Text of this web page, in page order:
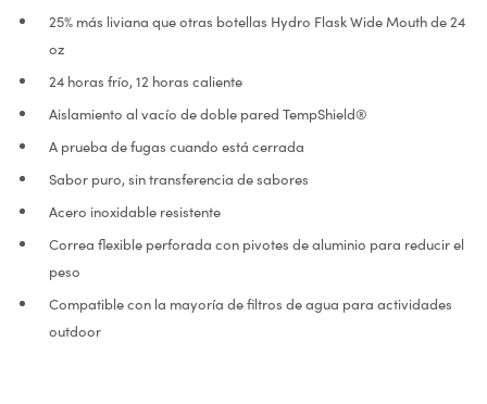
25% más liviana que otras botellas Hydro Flask Wide Mouth de 24
oz
24 horas frío, 12 horas caliente
Aislamiento al vacío de doble pared TempShield®
A prueba de fugas cuando está cerrada
Sabor puro, sin transferencia de sabores
Acero inoxidable resistente
Correa flexible perforada con pivotes de aluminio para reducir el
peso
Compatible con la mayoría de filtros de agua para actividades
outdoor